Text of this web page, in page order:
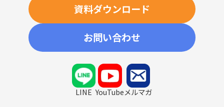
資料ダウンロード
お問い合わせ
LINE YouTubeメルマガ